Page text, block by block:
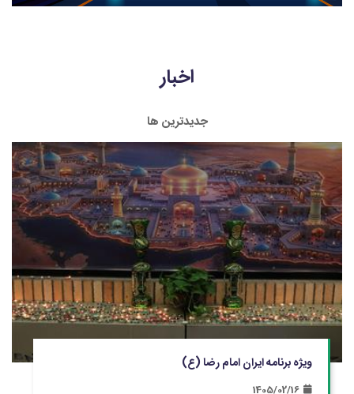
اخبار
جدیدترین ها
ویژه برنامه ایران امام رضا (ع)
1405/02/16